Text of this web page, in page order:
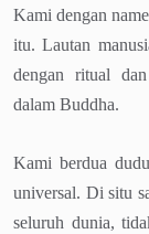
Kami dengan
itu. Lautan
dengan ritual
dalam Buddha.
Kami berdua
universal. Di situ
seluruh dunia,